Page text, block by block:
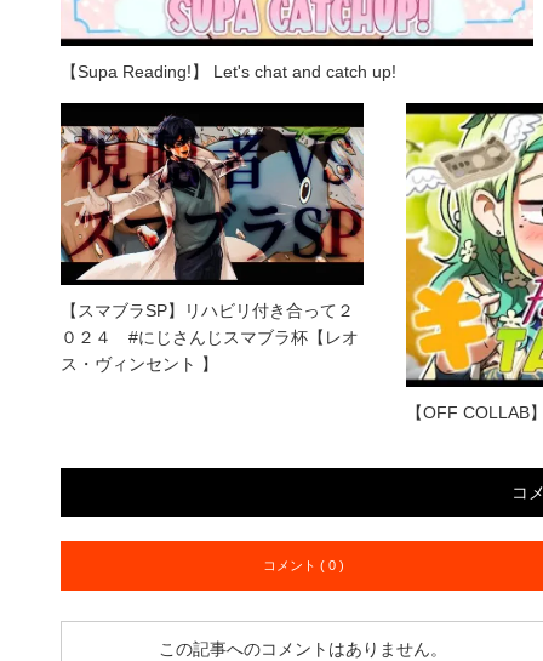
【Supa Reading!】 Let's chat and catch up!
【スマブラSP】リハビリ付き合って２
０２４ #にじさんじスマブラ杯【レオ
ス・ヴィンセント 】
【OFF
コ
コメント ( 0 )
この記事へのコメントはありません。